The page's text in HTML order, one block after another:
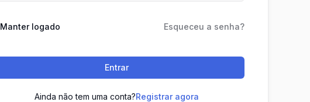
Manter logado Esqueceu a senha?
Entrar
Ainda não tem uma conta?Registrar agora